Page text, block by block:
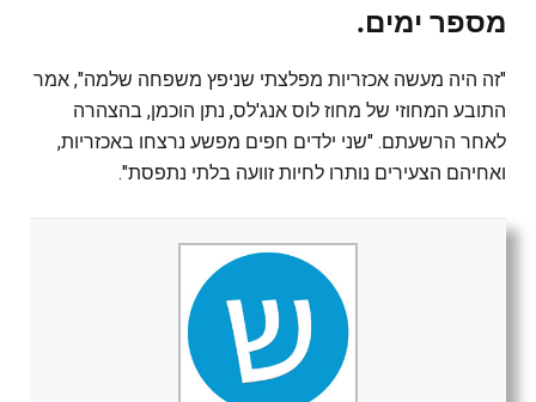
מספר ימים.
"זה היה מעשה אכזריות מפלצתי שניפץ משפחה שלמה", אמר
התובע המחוזי של מחוז לוס אנג'לס, נתן הוכמן, בהצהרה
לאחר הרשעתם. "שני ילדים חפים מפשע נרצחו באכזריות,
ואחיהם הצעירים נותרו לחיות זוועה בלתי נתפסת".